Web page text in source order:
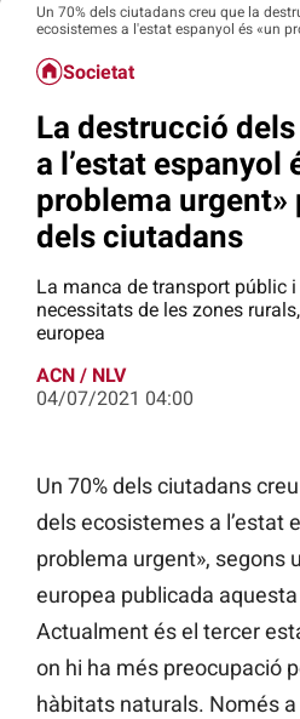
Un 70% dels ciutadans creu que la
ecosistemes a l'estat espanyol és «un
Societat
La destrucció
a l’estat espanyol
problema urgent»
dels ciutadans
La manca de transport públic
necessitats de les zones
europea
ACN / NLV
04/07/2021 04:00
Un 70% dels ciutadans
dels ecosistemes a l’estat
problema urgent», segons
europea publicada
Actualment és el tercer
on hi ha més preocupació
hàbitats naturals. Només